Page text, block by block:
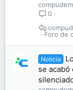
0
Foro de
Noticia
se acabó